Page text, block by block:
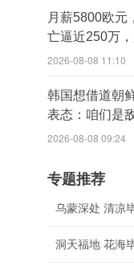
月薪5800欧元
亡逼近250万
2026-08-08 11:10
韩国想借道朝
表态：咱们是
2026-08-08 09:24
专题推荐
乌蒙深处 清凉
洞天福地 花海